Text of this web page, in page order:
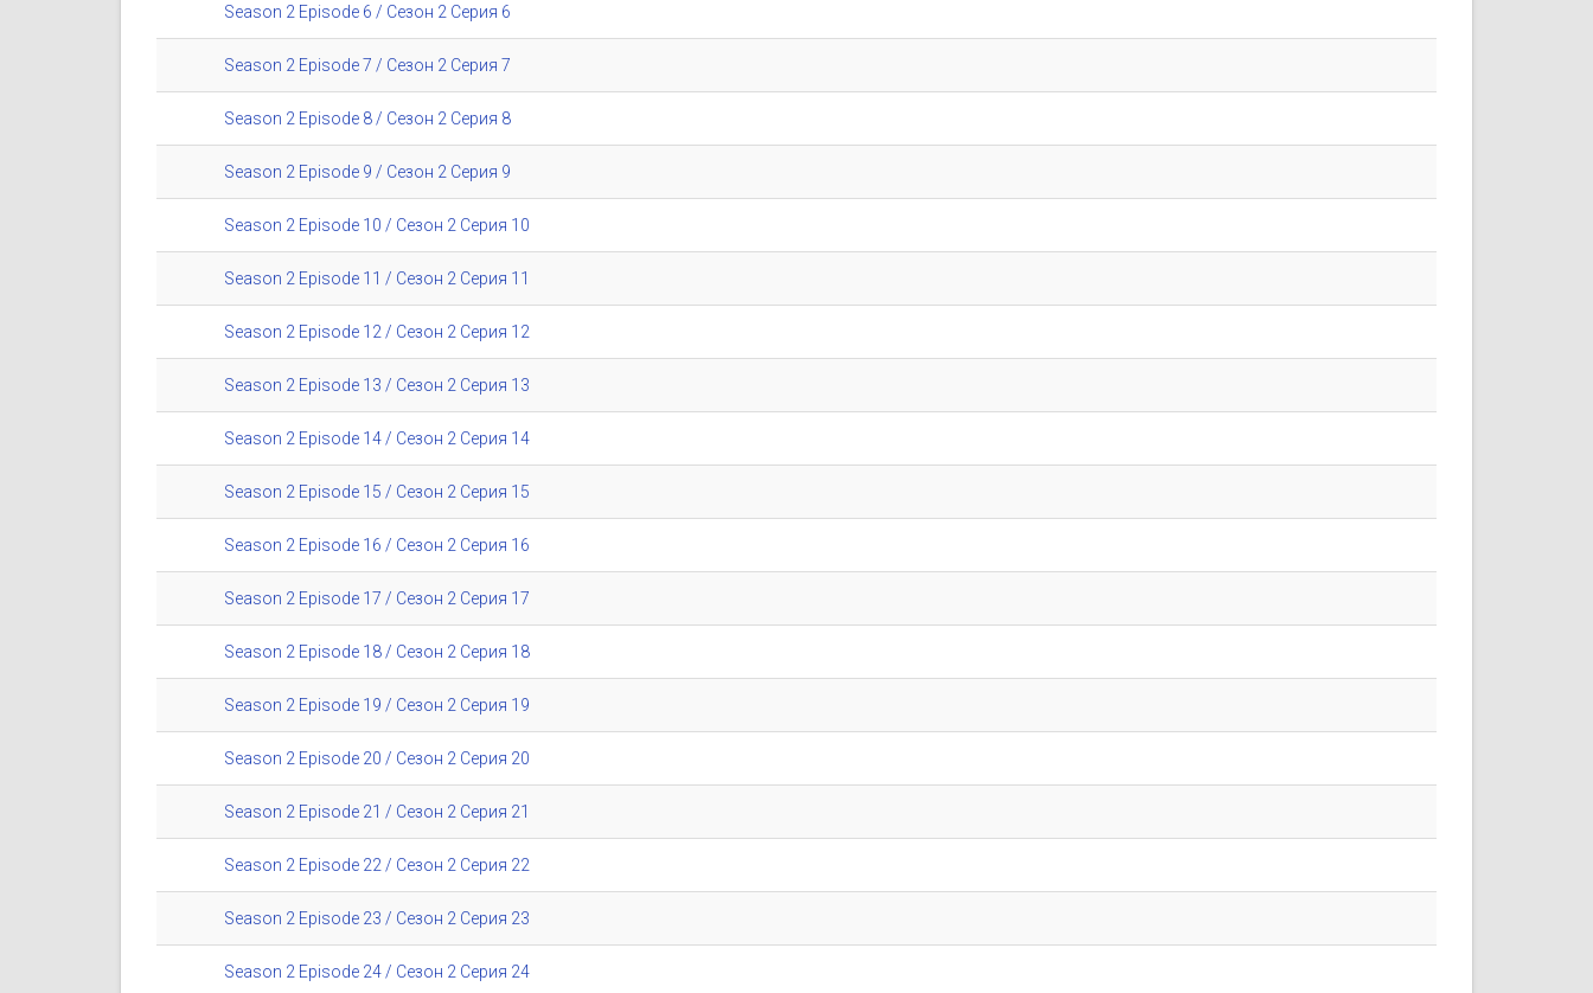
Season 2 Episode 6 / Сезон 2 Серия 6
Season 2 Episode 7 / Сезон 2 Серия 7
Season 2 Episode 8 / Сезон 2 Серия 8
Season 2 Episode 9 / Сезон 2 Серия 9
Season 2 Episode 10 / Сезон 2 Серия 10
Season 2 Episode 11 / Сезон 2 Серия 11
Season 2 Episode 12 / Сезон 2 Серия 12
Season 2 Episode 13 / Сезон 2 Серия 13
Season 2 Episode 14 / Сезон 2 Серия 14
Season 2 Episode 15 / Сезон 2 Серия 15
Season 2 Episode 16 / Сезон 2 Серия 16
Season 2 Episode 17 / Сезон 2 Серия 17
Season 2 Episode 18 / Сезон 2 Серия 18
Season 2 Episode 19 / Сезон 2 Серия 19
Season 2 Episode 20 / Сезон 2 Серия 20
Season 2 Episode 21 / Сезон 2 Серия 21
Season 2 Episode 22 / Сезон 2 Серия 22
Season 2 Episode 23 / Сезон 2 Серия 23
Season 2 Episode 24 / Сезон 2 Серия 24